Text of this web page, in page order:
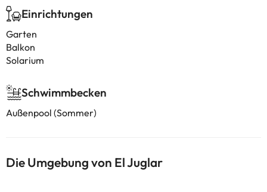
Einrichtungen
Garten
Balkon
Solarium
Schwimmbecken
Außenpool (Sommer)
Die Umgebung von El Juglar